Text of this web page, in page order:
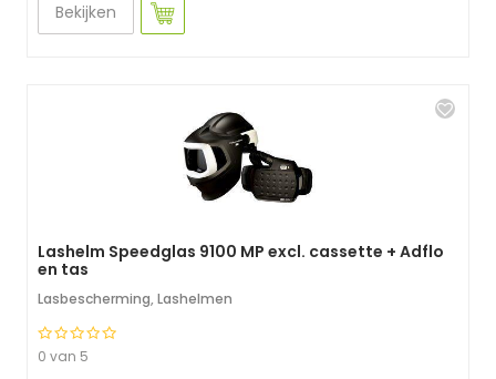
Bekijken
Lashelm Speedglas 9100 MP excl. cassette + Adflo
en tas
Lasbescherming, Lashelmen
0 van 5